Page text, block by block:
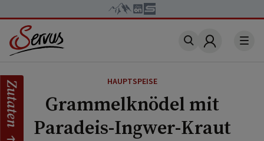
Account
HAUPTSPEISE
Grammelknödel mit
Paradeis-Ingwer-Kraut
Zutaten